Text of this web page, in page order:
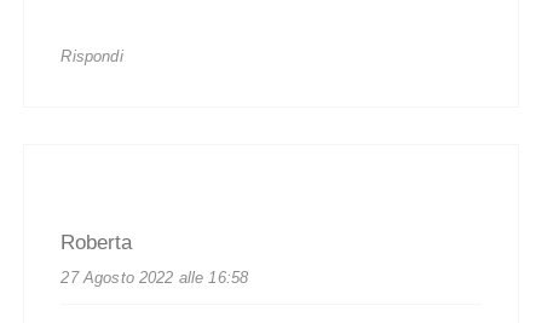
Rispondi
Roberta
27 Agosto 2022 alle 16:58